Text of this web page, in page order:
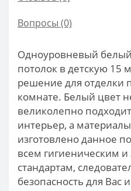
Вопросы (0)
Одноуровневый
потолок в детскую 15
решение для отделки
комнате. Белый цвет
великолепно
интерьер, а
изготовлено данное
всем гигиеническим и
стандартам,
безопасность для Вас